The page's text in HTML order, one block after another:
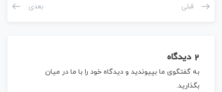
قبلی بعدی
2 دیدگاه
به گفتگوی ما بپیوندید و دیدگاه خود را با ما در میان
بگذارید.